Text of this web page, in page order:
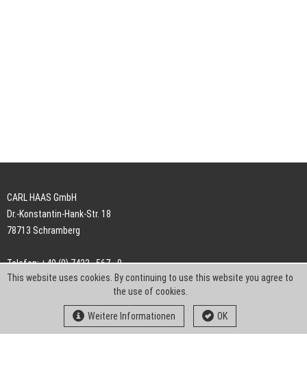
CARL HAAS GmbH
Dr.-Konstantin-Hank-Str. 18
78713 Schramberg
Telefon: +49 (0) 7422 . 567 - 0
Telefax: +49 (0) 7422 . 567 - 239
info-ch@kern-liebers.com
This website uses cookies. By continuing to use this website you agree to
the use of cookies.
Weitere Informationen OK